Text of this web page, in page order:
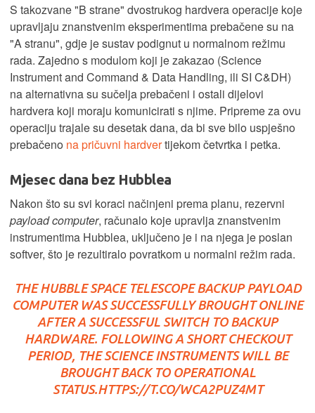
S takozvane "B strane" dvostrukog hardvera operacije koje
upravljaju znanstvenim eksperimentima prebačene su na
"A stranu", gdje je sustav podignut u normalnom režimu
rada. Zajedno s modulom koji je zakazao (Science
Instrument and Command & Data Handling, ili SI C&DH)
na alternativna su sučelja prebačeni i ostali dijelovi
hardvera koji moraju komunicirati s njime. Pripreme za ovu
operaciju trajale su desetak dana, da bi sve bilo uspješno
prebačeno na pričuvni hardvertijekom četvrtka i petka.
Mjesec dana bez Hubblea
Nakon što su svi koraci načinjeni prema planu, rezervni
payload computer, računalo koje upravlja znanstvenim
instrumentima Hubblea, uključeno je i na njega je poslan
softver, što je rezultiralo povratkom u normalni režim rada.
THE HUBBLE SPACE TELESCOPE BACKUP PAYLOAD
COMPUTER WAS SUCCESSFULLY BROUGHT ONLINE
AFTER A SUCCESSFUL SWITCH TO BACKUP
HARDWARE. FOLLOWING A SHORT CHECKOUT
PERIOD, THE SCIENCE INSTRUMENTS WILL BE
BROUGHT BACK TO OPERATIONAL
STATUS.HTTPS://T.CO/WCA2PUZ4MT